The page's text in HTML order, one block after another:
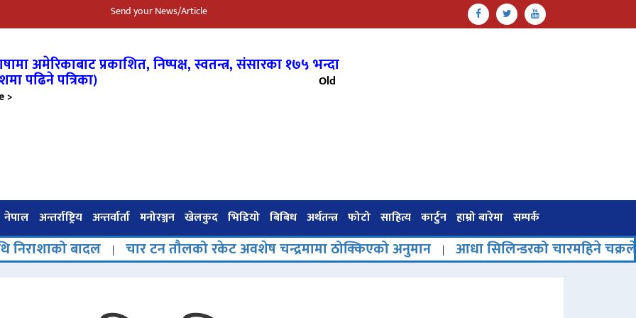
Send your News/Article
अमेरिकाबाट प्रकाशित, निष्पक्ष, स्वतन्त्र,संसारका १७५ भन्दा
पढिने पत्रिका)
Old
>
नेपाल अन्तर्राष्ट्रिय अन्तर्वार्ता मनोरञ्जन खेलकुद भिडियो बिबिध अर्थतन्त्र फोटो साहित्य कार्टुन हाम्रो बारेमा सम्पर्क
| चार टन तौलको रकेट अवशेष चन्द्रमामा ठोक्किएको अनुमान | आधा सिलिन्डरको चारमहिने चक्रले वितरण